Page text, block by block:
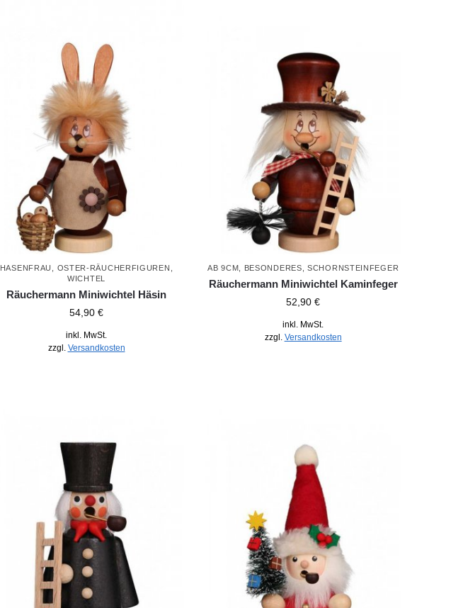
HASENFRAU OSTER-RÄUCHERFIGUREN
WICHTEL
Räuchermann Miniwichtel Häsin
54,90 €
inkl. MwSt.
zzgl. Versandkosten
AB 9CM BESONDERES ,SCHORNSTEINFEGER
Räuchermann Miniwichtel Kaminfeger
52,90€
inkl. MwSt.
zzgl. Versandkosten